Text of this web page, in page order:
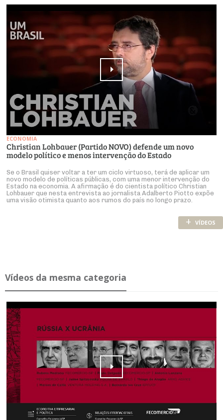
ECONOMIA
Christian Lohbauer (Partido NOVO) defende um novo
modelo político e menos intervenção do Estado
Se o Brasil quiser voltar a ter um ciclo virtuoso, terá de aplicar um
novo modelo de políticas públicas, com uma menor intervenção do
Estado na economia. A afirmação é do cientista político Christian
Lohbauer que nesta entrevista ao jornalista Adalberto Piotto expõe
uma visão otimista quanto aos rumos do país no longo prazo.
+ VÍDEOS
Ví­deos da mesma ca­te­goria